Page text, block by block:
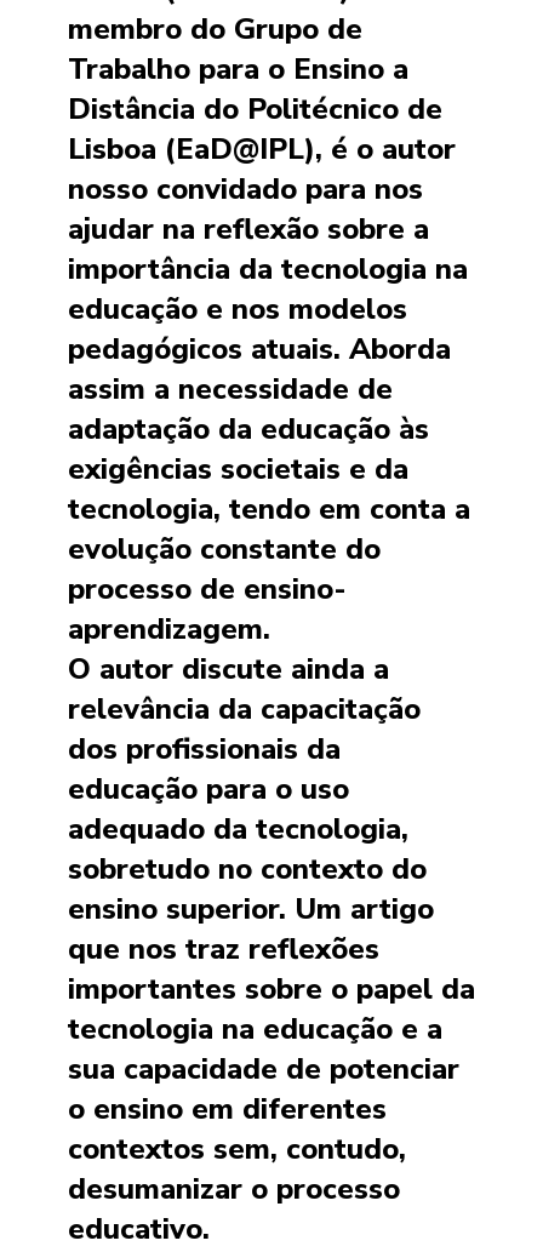
membro do Grupo de
Trabalho para o Ensino a
Distância do Politécnico de
Lisboa (EaD@IPL), é o autor
nosso convidado para nos
ajudar na reflexão sobre a
importância da tecnologia na
educação e nos modelos
pedagógicos atuais. Aborda
assim a necessidade de
adaptação da educação às
exigências societais e da
tecnologia, tendo em conta a
evolução constante do
processo de ensino-
aprendizagem.
O autor discute ainda a
relevância da capacitação
dos profissionais da
educação para o uso
adequado da tecnologia,
sobretudo no contexto do
ensino superior. Um artigo
que nos traz reflexões
importantes sobre o papel da
tecnologia na educação e a
sua capacidade de potenciar
o ensino em diferentes
contextos sem, contudo,
desumanizar o processo
educativo.